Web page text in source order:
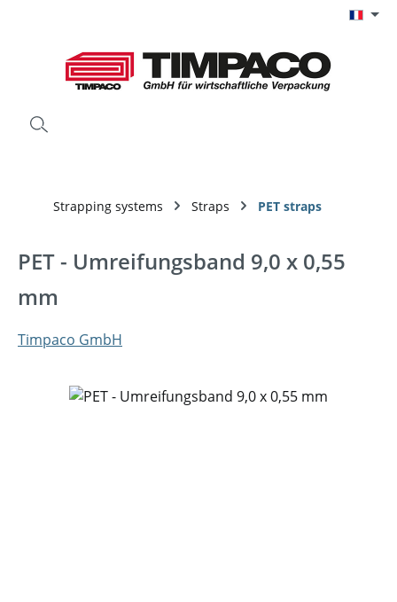
Strapping systems Straps PET straps
PET - Umreifungsband 9,0 x 0,55
mm
Timpaco GmbH
Ignorer la galerie d'images